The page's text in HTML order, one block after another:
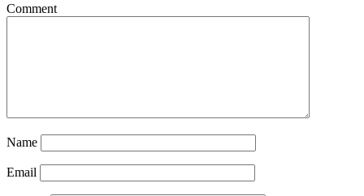
Comment
Name
Email